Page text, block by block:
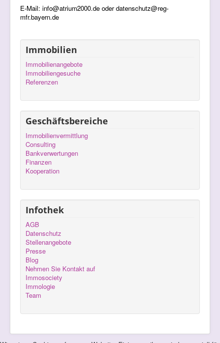
E-Mail: info@atrium2000.de oderdatenschutz@reg-
mfr.bayern.de
Immobilien
Immobilienangebote
Immobiliengesuche
Referenzen
Geschäftsbereiche
Immobilienvermittlung
Consulting
Bankverwertungen
Finanzen
Kooperation
Infothek
AGB
Datenschutz
Stellenangebote
Presse
Blog
Nehmen Sie Kontakt auf
Immosociety
Immologie
Team